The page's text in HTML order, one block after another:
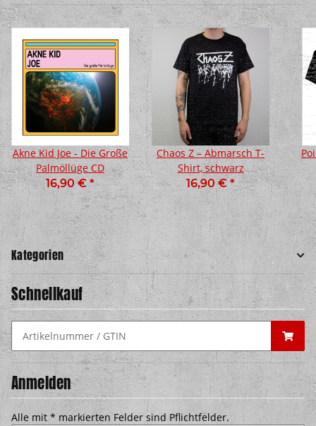
Akne Kid Joe - Die Große
Palmöllüge CD
16,90 €*
Chaos Z – Abmarsch T-
Shirt, schwarz
16,90 € *
Kategorien
Schnellkauf
Anmelden
Alle mit * markierten Felder sind Pflichtfelder.